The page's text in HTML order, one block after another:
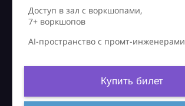
Доступ в зал с воркшопами,
7+ воркшопов
AI-пространство с промт-инженерами
Купить билет